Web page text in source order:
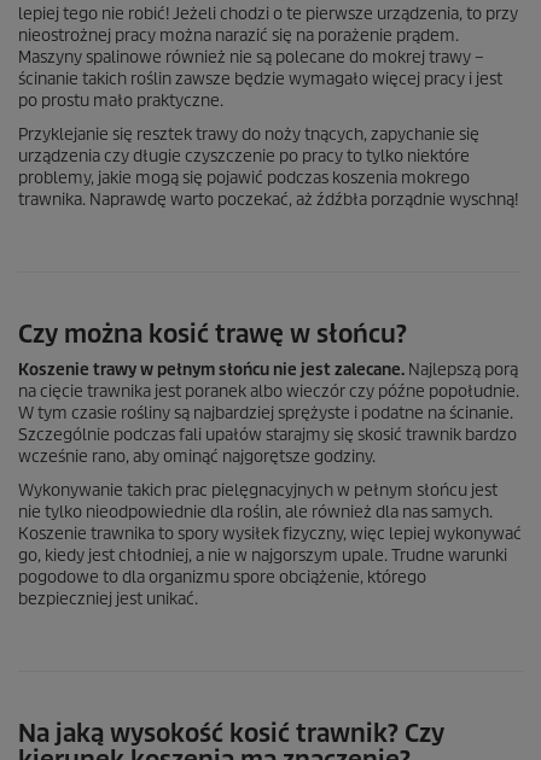
lepiej tego nie robić! Jeżeli chodzi o te pierwsze urządzenia, to przy
nieostrożnej pracy można narazić się na porażenie prądem.
Maszyny spalinowe również nie są polecane do mokrej trawy –
ścinanie takich roślin zawsze będzie wymagało więcej pracy i jest
po prostu mało praktyczne.
Przyklejanie się resztek trawy do noży tnących, zapychanie się
urządzenia czy długie czyszczenie po pracy to tylko niektóre
problemy, jakie mogą się pojawić podczas koszenia mokrego
trawnika. Naprawdę warto poczekać, aż źdźbła porządnie wyschną!
Czy można kosić trawę w słońcu?
Koszenie trawy w pełnym słońcu nie jest zalecane. Najlepszą porą
na cięcie trawnika jest poranek albo wieczór czy późne popołudnie.
W tym czasie rośliny są najbardziej sprężyste i podatne na ścinanie.
Szczególnie podczas fali upałów starajmy się skosić trawnik bardzo
wcześnie rano, aby ominąć najgorętsze godziny.
Wykonywanie takich prac pielęgnacyjnych w pełnym słońcu jest
nie tylko nieodpowiednie dla roślin, ale również dla nas samych.
Koszenie trawnika to spory wysiłek fizyczny, więc lepiej wykonywać
go, kiedy jest chłodniej, a nie w najgorszym upale. Trudne warunki
pogodowe to dla organizmu spore obciążenie, którego
bezpieczniej jest unikać.
Na jaką wysokość kosić trawnik? Czy